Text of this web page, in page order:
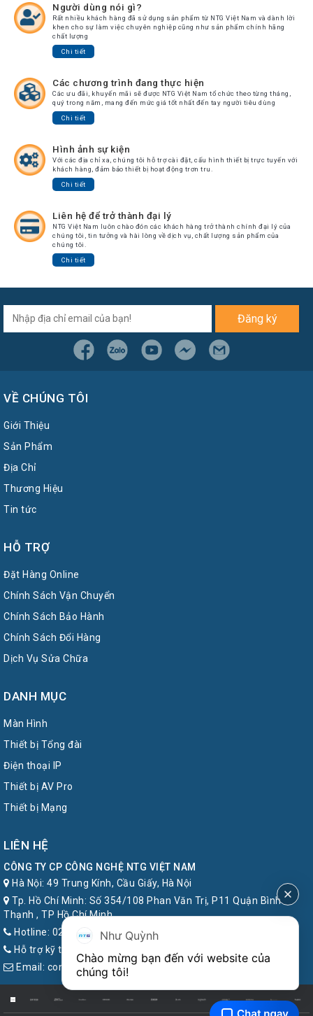
Người dùng nói gì?
Rất nhiều khách hàng đã sử dụng sản phẩm từ NTG Việt Nam và dành lời
khen cho sự làm việc chuyên nghiệp cũng như sản phẩm chính hãng
chất lượng
Chi tiết
Các chương trình đang thực hiện
Các ưu đãi, khuyến mãi sẽ được NTG Việt Nam tổ chức theo từng tháng,
quý trong năm, mang đến mức giá tốt nhất đến tay người tiêu dùng
Chi tiết
Hình ảnh sự kiện
Với các địa chỉ xa, chúng tôi hỗ trợ cài đặt, cấu hình thiết bị trực tuyến với
khách hàng, đảm bảo thiết bị hoạt động trơn tru.
Chi tiết
Liên hệ để trở thành đại lý
NTG Việt Nam luôn chào đón các khách hàng trở thành chính đại lý của
chúng tôi, tin tưởng và hài lòng về dịch vụ, chất lượng sản phẩm của
chúng tôi.
Chi tiết
Đăng ký
VỀ CHÚNG TÔI
Giới Thiệu
Sản Phẩm
Địa Chỉ
Thương Hiệu
Tin tức
HỖ TRỢ
Đặt Hàng Online
Chính Sách Vận Chuyển
Chính Sách Bảo Hành
Chính Sách Đổi Hàng
Dịch Vụ Sửa Chữa
DANH MỤC
Màn Hình
Thiết bị Tổng đài
Điện thoại IP
Thiết bị AV Pro
Thiết bị Mạng
LIÊN HỆ
CÔNG TY CP CÔNG NGHỆ NTG VIỆT NAM
Hà Nội: 49 Trung Kính, Cầu Giấy, Hà Nội
Tp. Hồ Chí Minh: Số 354/108 Phan Văn Trị, P11 Quận Bình
Thạnh , TP Hồ Chí Minh
Hotline: 024.7777.8899
Hỗ trợ kỹ thuật: 1900.6857
Email: contact@ntg.com.vn
Như Quỳnh
Chào mừng bạn đến với website của
chúng tôi!